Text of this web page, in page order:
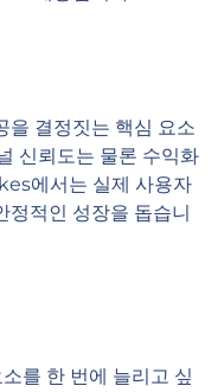
을 결정짓는 핵심 요소
신뢰도는 물론 수익화
에서는 실제 사용자
정적인 성장을 돕습니
를 한 번에 늘리고 싶